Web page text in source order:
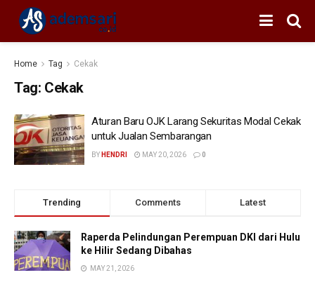
Home Tag Cekak
Tag: Cekak
Aturan Baru OJK Larang Sekuritas Modal Cekak
untuk Jualan Sembarangan
BY HENDRI MAY 20, 2026 0
Trending Comments Latest
Raperda Pelindungan Perempuan DKI dari Hulu
ke Hilir Sedang Dibahas
MAY 21, 2026